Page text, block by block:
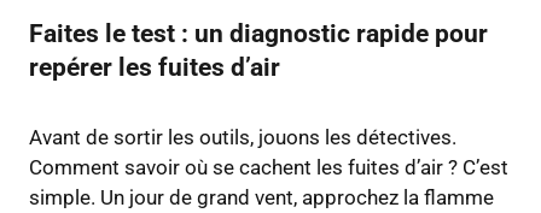
Faites le test : un diagnostic rapide pour
repérer les fuites d’air
Avant de sortir les outils, jouons les détectives.
Comment savoir où se cachent les fuites d’air ? C’est
simple. Un jour de grand vent, approchez la flamme